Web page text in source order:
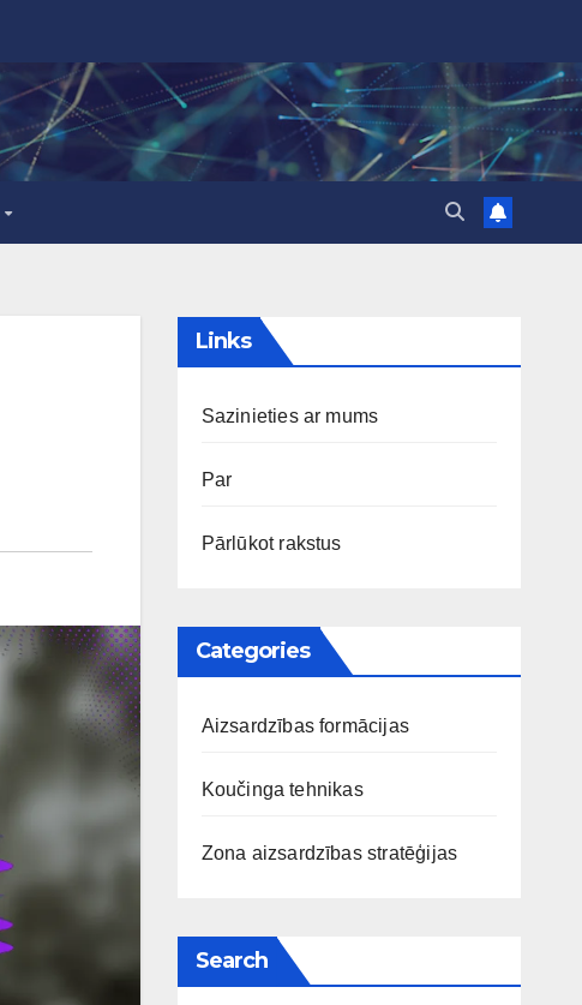
Links
Sazinieties ar mums
Par
Pārlūkot rakstus
Categories
Aizsardzības formācijas
Koučinga tehnikas
Zona aizsardzības stratēģijas
Search